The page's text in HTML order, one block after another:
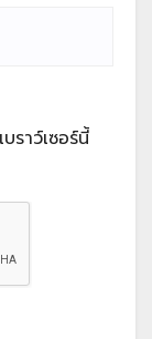
ราว์เซอร์นี้